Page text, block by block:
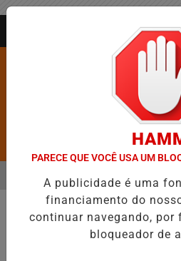
Pesquisar Notícia
CONFIRMADA NO DIA DO
EM ALTA
PARECE QUE VOCÊ USA UM
A publicidade é uma
financiamento do
continuar navegando, por
bloqueador de